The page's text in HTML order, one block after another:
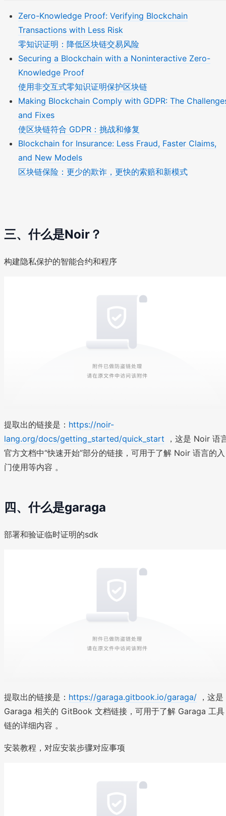
Zero-Knowledge Proof: Verifying Blockchain
Transactions with Less Risk
零知识证明：降低区块链交易风险
Securing a Blockchain with a Noninteractive Zero-
Knowledge Proof
使用非交互式零知识证明保护区块链
Making Blockchain Comply with GDPR: The
and Fixes
使区块链符合 GDPR：挑战和修复
Blockchain for Insurance: Less Fraud, Faster Claims,
and New Models
区块链保险：更少的欺诈，更快的索赔和新模式
三、什么是Noir？
构建隐私保护的智能合约和程序
提取出的链接是： https://noir-
lang.org/docs/getting_started/quick_start ，这是 Noir 语
官方文档中“快速开始”部分的链接，可用于了解 Noir 语言的入
门使用等内容 。
四、什么是garaga
部署和验证临时证明的sdk
提取出的链接是： https://garaga.gitbook.io/garaga/ ，这是
Garaga 相关的 GitBook 文档链接，可用于了解 Garaga 工具
链的详细内容 。
安装教程，对应安装步骤对应事项